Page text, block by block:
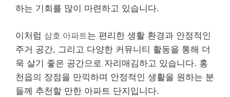
하는 기회를 많이 마련하고 있습니다.
이처럼 삼호 아파트 는 편리한 생활 환경과 안정적인
주거 공간, 그리고 다양한 커뮤니티 활동을 통해 더
욱 살기 좋은 공간으로 자리매김하고 있습니다. 홍
천읍의 장점을 만끽하며 안정적인 생활을 원하는 분
들께 추천할 만한 아파트 단지입니다.